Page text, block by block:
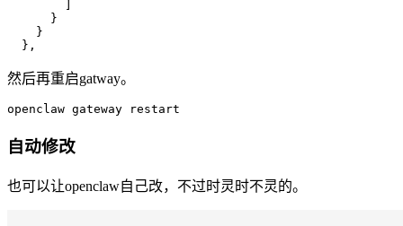
}
}
} ,
然后再重启gatway。
自动修改
也可以让openclaw自己改，不过时灵时不灵的。